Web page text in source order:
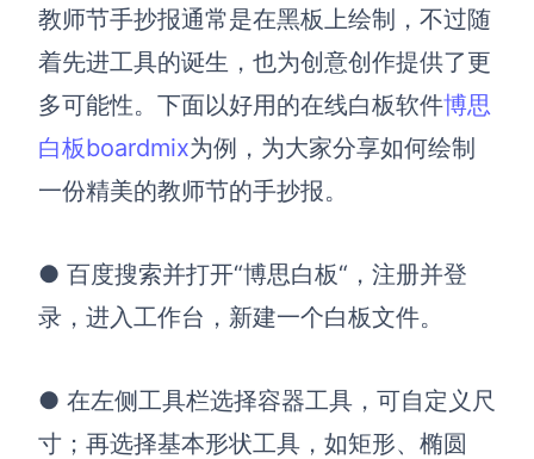
教师节手抄报通常是在黑板上绘制， 不过随
着先进工具的诞生，也为创意创作提供了更
多可能性。下面以好用的在线白板软件博思
白板boardmix为例，为大家分享如何绘制
一份精美的教师节的手抄报。
● 百度搜索并打开“博思白板“ ，注册并登
录 ， 进入 工作台，新建一个白板文件。
● 在左侧工具栏选择容器工具，可自定义尺
寸；再选择基本形状工具，如矩形、椭圆